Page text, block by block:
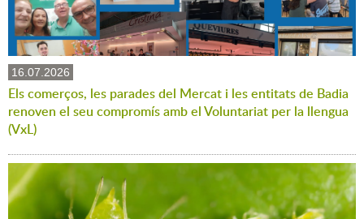
16.07.2026
Els comerços, les parades del Mercat i les entitats de Badia
renoven el seu compromís amb el Voluntariat per la llengua
(VxL)